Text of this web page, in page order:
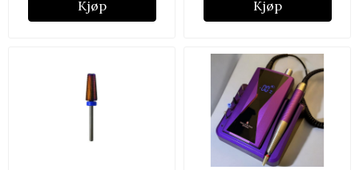
Kjøp Kjøp